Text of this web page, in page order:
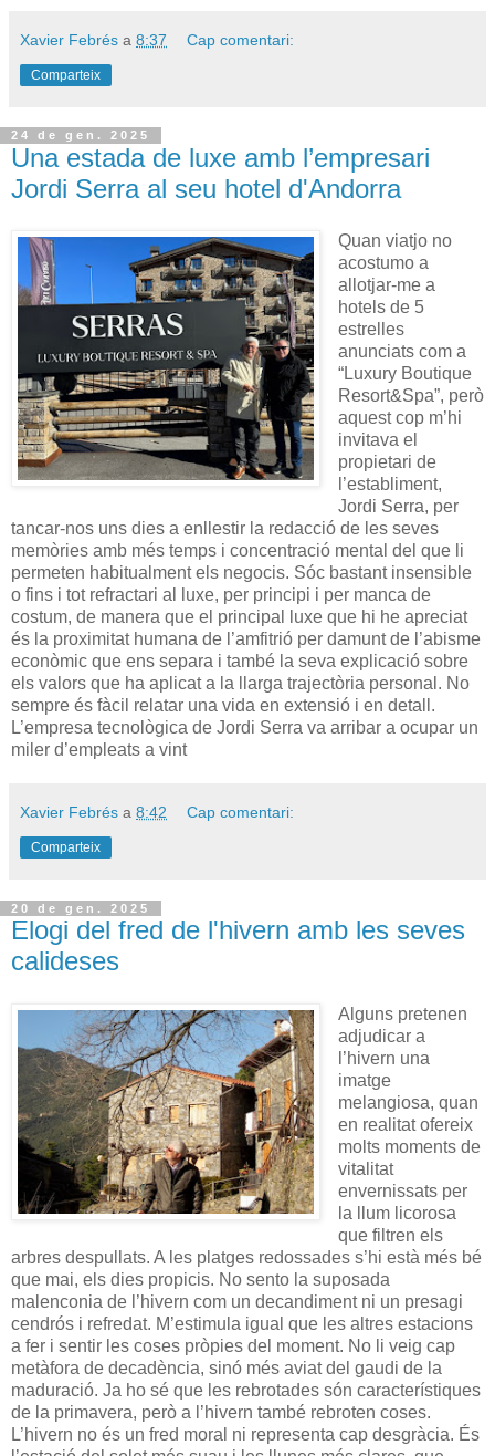
Xavier Febrés a 8:37 Cap comentari:
Comparteix
24 de gen. 2025
Una estada de luxe amb l’empresari
Jordi Serra al seu hotel d'Andorra
Quan viatjo no
acostumo a
allotjar-me a
hotels de 5
estrelles
anunciats com a
“Luxury Boutique
Resort&Spa”, però
aquest cop m’hi
invitava el
propietari de
l’establiment,
Jordi Serra, per
tancar-nos uns dies a enllestir la redacció de les seves
memòries amb més temps i concentració mental del que li
permeten habitualment els negocis. Sóc bastant insensible
o fins i tot refractari al luxe, per principi i per manca de
costum, de manera que el principal luxe que hi he apreciat
és la proximitat humana de l’amfitrió per damunt de l’abisme
econòmic que ens separa i també la seva explicació sobre
els valors que ha aplicat a la llarga trajectòria personal. No
sempre és fàcil relatar una vida en extensió i en detall.
L’empresa tecnològica de Jordi Serra va arribar a ocupar un
miler d’empleats a vint
Xavier Febrés a 8:42 Cap comentari:
Comparteix
20 de gen. 2025
Elogi del fred de l'hivern amb les seves
calideses
Alguns pretenen
adjudicar a
l’hivern una
imatge
melangiosa, quan
en realitat ofereix
molts moments de
vitalitat
envernissats per
la llum licorosa
que filtren els
arbres despullats. A les platges redossades s’hi està més bé
que mai, els dies propicis. No sento la suposada
malenconia de l’hivern com un decandiment ni un presagi
cendrós i refredat. M’estimula igual que les altres estacions
a fer i sentir les coses pròpies del moment. No li veig cap
metàfora de decadència, sinó més aviat del gaudi de la
maduració. Ja ho sé que les rebrotades són característiques
de la primavera, però a l’hivern també rebroten coses.
L’hivern no és un fred moral ni representa cap desgràcia. És